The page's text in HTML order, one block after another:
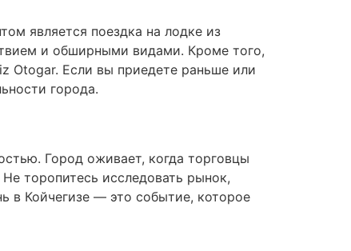
является поездка на лодке из
и обширными видами. Кроме того,
Otogar. Если вы приедете раньше или
города.
Город оживает, когда торговцы
торопитесь исследовать рынок,
в Койчегизе — это событие, которое